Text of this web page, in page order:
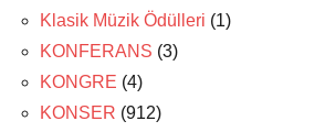
Klasik Müzik Ödülleri (1)
KONFERANS (3)
KONGRE (4)
KONSER (912)